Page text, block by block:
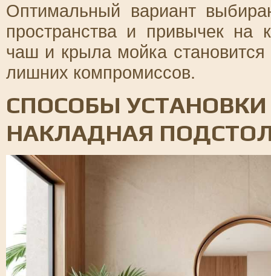
Оптимальный вариант
пространства и привычек на
чаш и крыла мойка
лишних компромиссов.
СПОСОБЫ
НАКЛАДНАЯ